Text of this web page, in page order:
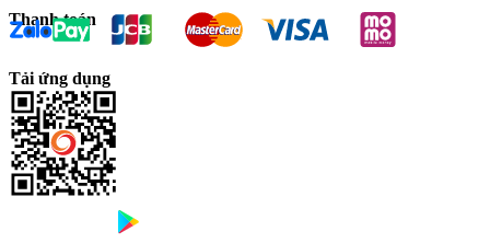
Thanh toán
Tải ứng dụng